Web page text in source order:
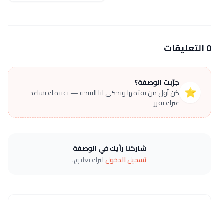
0 التعليقات
⭐
جرّبت الوصفة؟
كن أول من يقيّمها ويحكي لنا النتيجة — تقييمك يساعد
غيرك يقرر.
شاركنا رأيك في الوصفة
تسجيل الدخوللترك تعليق.